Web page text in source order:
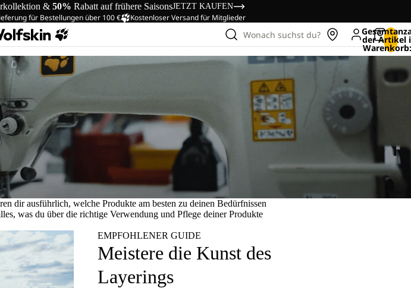
& 50% Rabatt auf frühere SaisonsJETZT KAUFEN
für Bestellungen über 100 € Kostenloser Versand für Mitglieder
Wonach suchst du? der Artikel
dir ausführlich, welche Produkte am besten zu deinen Bedürfnissen
was du über die richtige Verwendung und Pflege deiner Produkte
EMPFOHLENER GUIDE
Meistere die Kunst des
Layerings